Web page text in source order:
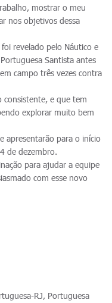
mostrar o meu
nos objetivos dessa
revelado pelo Náutico e
Santista antes
campo três vezes contra
consistente, e que tem
explorar muito bem
apresentarão para o início
de dezembro.
para ajudar a equipe
com esse novo
RJ, Portuguesa